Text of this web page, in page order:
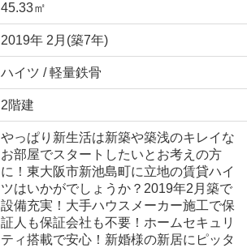
45.33㎡
2019年 2月(築7年)
ハイツ / 軽量鉄骨
2階建
やっぱり新生活は新築や築浅のキレイな
お部屋でスタートしたいとお考えの方
に！東大阪市新池島町に立地の賃貸ハイ
ツはいかがでしょうか？2019年2月築で
設備充実！大手ハウスメーカー施工で保
証人も保証会社も不要！ホームセキュリ
ティ搭載で安心！新婚様の新居にピッタ